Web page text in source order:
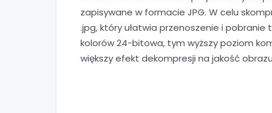
zapisywane w formacie JPG. W celu
.jpg, który ułatwia przenoszenie i
kolorów 24-bitowa, tym wyższy poziom
większy efekt dekompresji na jakość